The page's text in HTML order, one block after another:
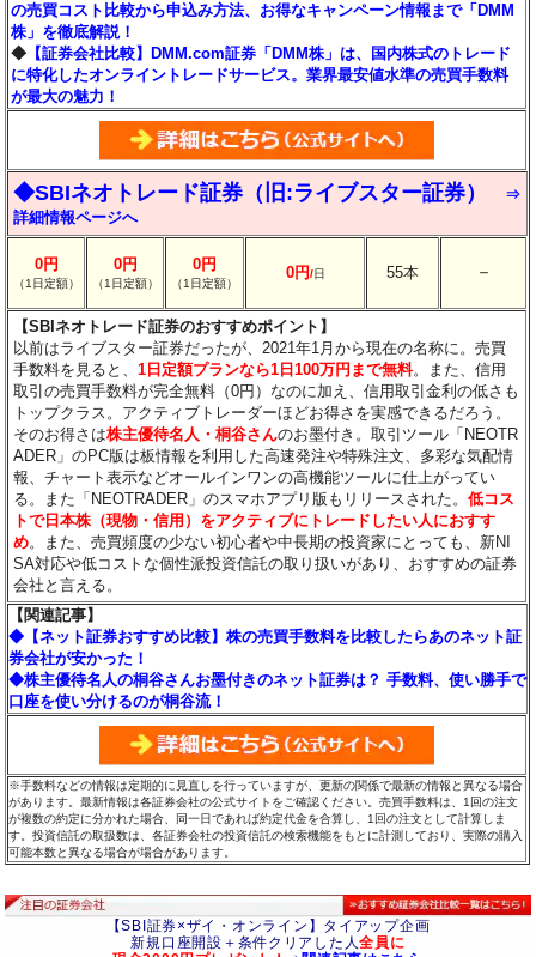
の売買コスト比較から申込み方法、お得なキャンペーン情報まで「DMM
株」を徹底解説！
◆ 【証券会社比較】DMM.com証券「DMM株」は、国内株式のトレード
に特化したオンライントレードサービス。業界最安値水準の売買手数料
が最大の魅力！
◆SBIネオトレード証券（旧:ライブスター証券）
⇒
詳細情報ページへ
0円
（1日定額）
0円
（1日定額）
0円
（1日定額）
0円/日 55本 －
【SBIネオトレード証券のおすすめポイント】
以前はライブスター証券だったが、2021年1月から現在の名称に。売買
手数料を見ると、1日定額プランなら1日100万円まで無料。また、信用
取引の売買手数料が完全無料（0円）なのに加え、信用取引金利の低さも
トップクラス。アクティブトレーダーほどお得さを実感できるだろう。
そのお得さは株主優待名人・桐谷さんのお墨付き。取引ツール「NEOTR
ADER」のPC版は板情報を利用した高速発注や特殊注文、多彩な気配情
報、チャート表示などオールインワンの高機能ツールに仕上がってい
る。また「NEOTRADER」のスマホアプリ版もリリースされた。低コス
トで日本株（現物・信用）をアクティブにトレードしたい人におすす
め。また、売買頻度の少ない初心者や中長期の投資家にとっても、新NI
SA対応や低コストな個性派投資信託の取り扱いがあり、おすすめの証券
会社と言える。
【関連記事】
◆【ネット証券おすすめ比較】株の売買手数料を比較したらあのネット証
券会社が安かった！
◆株主優待名人の桐谷さんお墨付きのネット証券は？ 手数料、使い勝手で
口座を使い分けるのが桐谷流！
※手数料などの情報は定期的に見直しを行っていますが、更新の関係で最新の情報と異なる場合
があります。最新情報は各証券会社の公式サイトをご確認ください。売買手数料は、1回の注文
が複数の約定に分かれた場合、同一日であれば約定代金を合算し、1回の注文として計算しま
す。投資信託の取扱数は、各証券会社の投資信託の検索機能をもとに計測しており、実際の購入
可能本数と異なる場合が場合があります。
【SBI証券×ザイ・オンライン】タイアップ企画
新規口座開設＋条件クリアした人全員に